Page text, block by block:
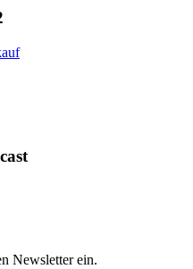
Newsletter ein.